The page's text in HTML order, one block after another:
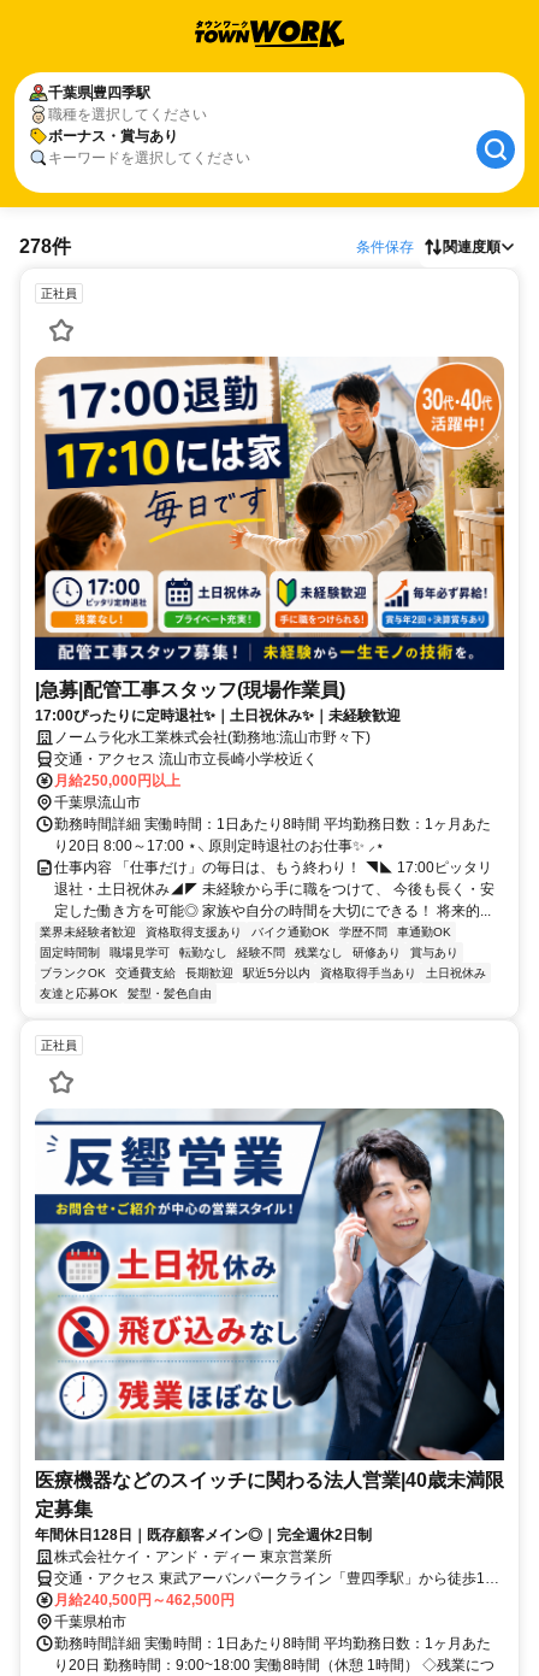
千葉県豊四季駅
職種を選択してください
ボーナス・賞与あり
キーワードを選択してください
278件 条件保存 関連度順
正社員
|急募|配管工事スタッフ(現場作業員)
17:00ぴったりに定時退社✨｜土日祝休み✨｜未経験歓迎
ノームラ化水工業株式会社(勤務地:流山市野々下)
交通・アクセス 流山市立長崎小学校近く
月給250,000円以上
千葉県流山市
勤務時間詳細 実働時間：1日あたり8時間 平均勤務日数：1ヶ月あた
り20日 8:00～17:00 ⋆⸜ 原則定時退社のお仕事✨ ⸝⋆
仕事内容 「仕事だけ」の毎日は、もう終わり！ ◥◣ 17:00ピッタリ
退社・土日祝休み◢◤ 未経験から手に職をつけて、 今後も長く・安
定した働き方を可能◎ 家族や自分の時間を大切にできる！ 将来的...
業界未経験者歓迎 資格取得支援あり バイク通勤OK 学歴不問
車通勤OK
固定時間制
職場見学可 転勤なし 経験不問 残業なし 研修あり
賞与あり
ブランクOK
交通費支給 長期歓迎 駅近5分以内 資格取得手当あり
土日祝休み
友達と応募OK
髪型・髪色自由
正社員
医療機器などのスイッチに関わる法人営業|40歳未満限
定募集
年間休日128日｜既存顧客メイン◎｜完全週休2日制
株式会社ケイ・アンド・ディー 東京営業所
交通・アクセス 東武アーバンパークライン「豊四季駅」から徒歩10
分
月給240,500円～462,500円
千葉県柏市
勤務時間詳細 実働時間：1日あたり8時間 平均勤務日数：1ヶ月あた
り20日 勤務時間：9:00~18:00 実働8時間（休憩 1時間） ◇残業につ